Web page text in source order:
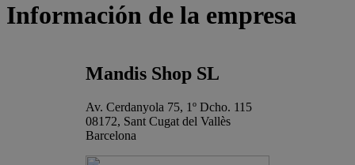
Información de la empresa
Mandis Shop SL
Av. Cerdanyola 75, 1º Dcho. 115
08172, Sant Cugat del Vallès
Barcelona